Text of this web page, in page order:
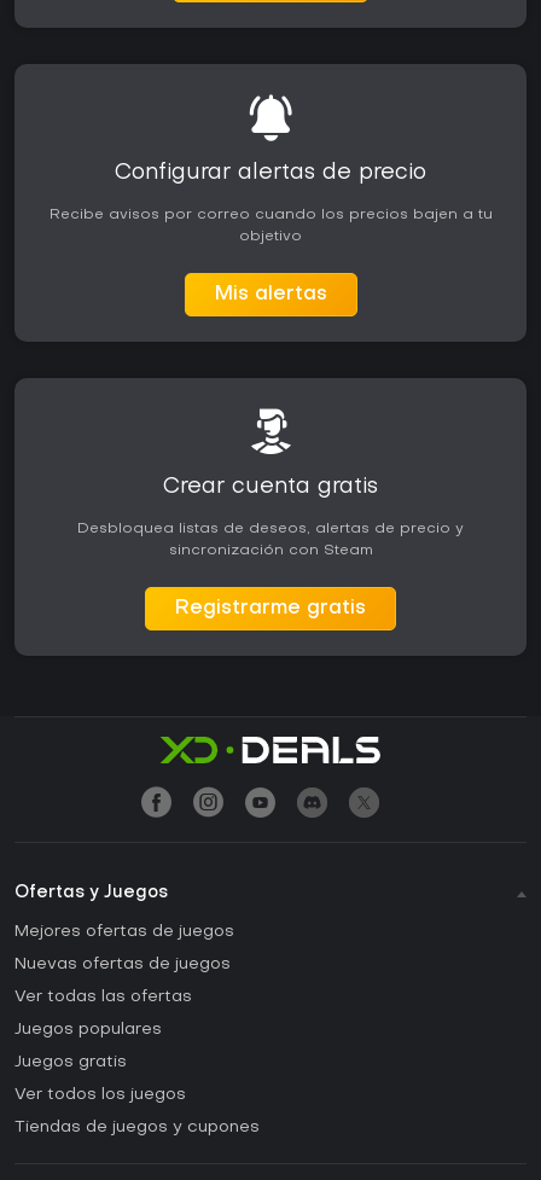
Configurar alertas de precio
Recibe avisos por correo cuando los precios bajen a tu
objetivo
Mis alertas
Crear cuenta gratis
Desbloquea listas de deseos, alertas de precio y
sincronización con Steam
Registrarme gratis
Ofertas y Juegos
Mejores ofertas de juegos
Nuevas ofertas de juegos
Ver todas las ofertas
Juegos populares
Juegos gratis
Ver todos los juegos
Tiendas de juegos y cupones